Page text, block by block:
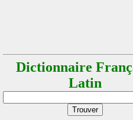
Dictionnaire
Latin